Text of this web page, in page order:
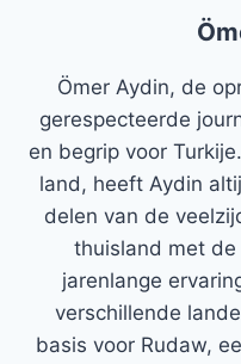
Ömer Aydin, de
gerespecteerde
en begrip voor
land, heeft Aydin
delen van de
thuisland met
jarenlange
verschillende
basis voor Rudaw,